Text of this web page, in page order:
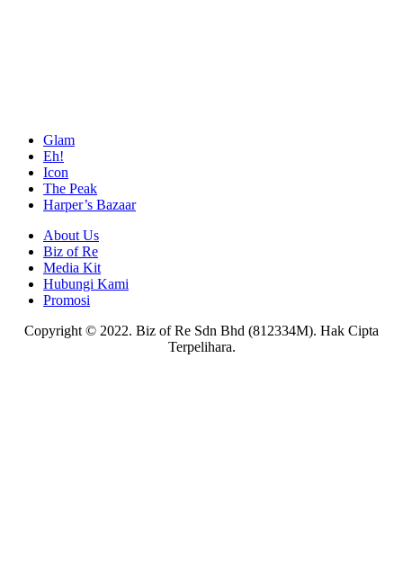
Glam
Eh!
Icon
The Peak
Harper’s Bazaar
About Us
Biz of Re
Media Kit
Hubungi Kami
Promosi
Copyright © 2022. Biz of Re Sdn Bhd (812334M). Hak Cipta
Terpelihara.